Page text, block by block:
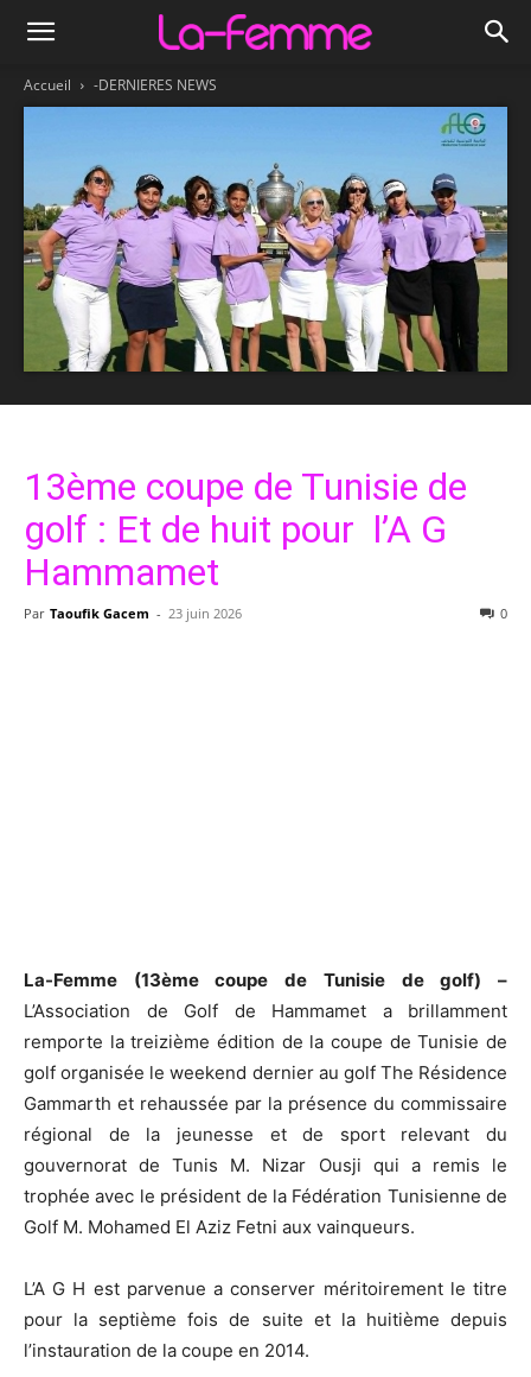
Accueil -DERNIERES NEWS
13ème coupe de Tunisie de
golf : Et de huit pour l’A G
Hammamet
Par Taoufik Gacem - 23 juin 2026 0
La-Femme (13ème coupe de Tunisie de golf) –
L’Association de Golf de Hammamet a brillamment
remporte la treizième édition de la coupe de Tunisie de
golf organisée le weekend dernier au golf The Résidence
Gammarth et rehaussée par la présence du commissaire
régional de la jeunesse et de sport relevant du
gouvernorat de Tunis M. Nizar Ousji qui a remis le
trophée avec le président de la Fédération Tunisienne de
Golf M. Mohamed El Aziz Fetni aux vainqueurs.
L’A G H est parvenue a conserver méritoirement le titre
pour la septième fois de suite et la huitième depuis
l’instauration de la coupe en 2014.